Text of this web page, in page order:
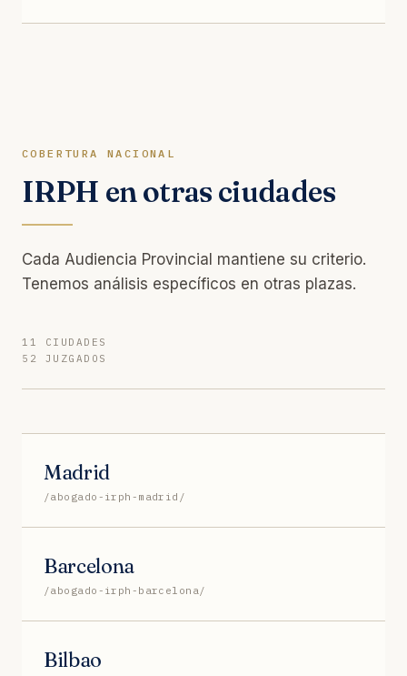
COBERTURA NACIONAL
IRPH en otras ciudades
Cada Audiencia Provincial mantiene su criterio.
Tenemos análisis específicos en otras plazas.
11 CIUDADES
52 JUZGADOS
Madrid
/abogado-irph-madrid/
Barcelona
/abogado-irph-barcelona/
Bilbao